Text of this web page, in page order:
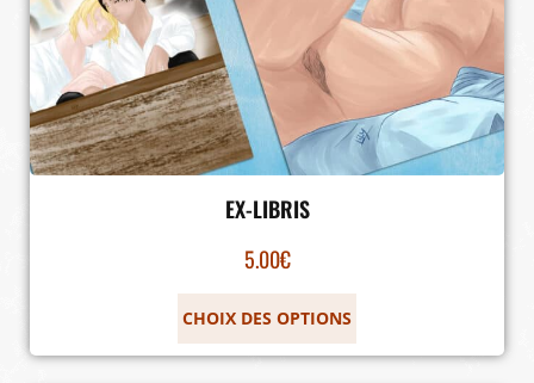
EX-LIBRIS
5.00€
CHOIX DES OPTIONS